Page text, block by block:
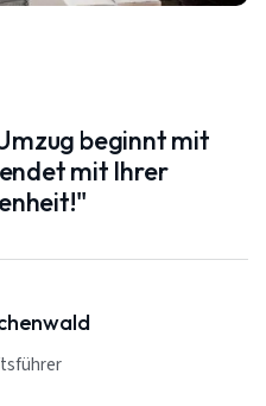
beginnt mit
mit Ihrer